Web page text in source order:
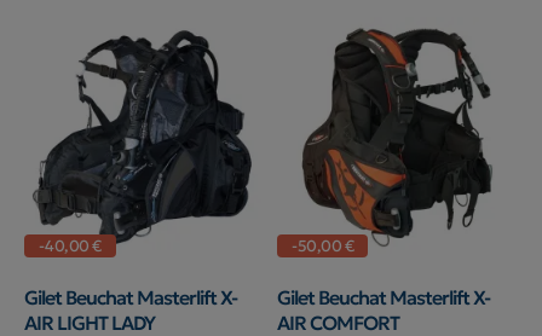
-40,00 €
Gilet Beuchat Masterlift X-
AIR LIGHT LADY
-50,00 €
Gilet Beuchat Masterlift X-
AIR COMFORT